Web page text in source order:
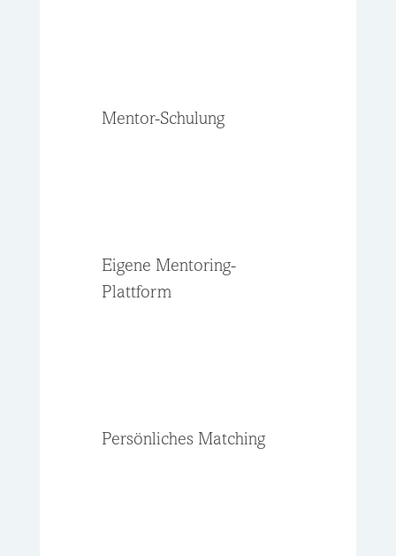
Mentor-Schulung
Eigene Mentoring-
Plattform
Persönliches Matching